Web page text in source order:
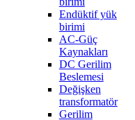
Endüktif yük
birimi
AC-Güç
Kaynakları
DC Gerilim
Beslemesi
Değişken
transformatör
Gerilim